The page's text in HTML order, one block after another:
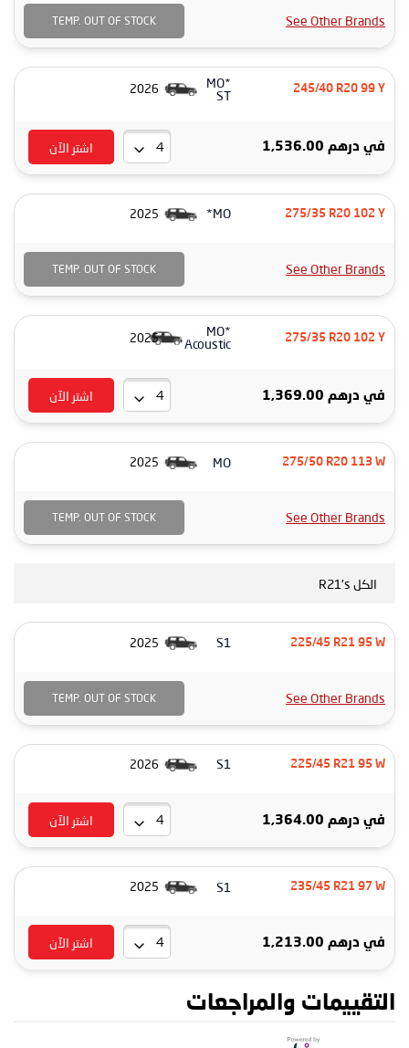
See Other Brands
TEMP. OUT OF STOCK
245/40 R20 99 Y
MO*
ST
2026
في درهم 1,536.00 اشتر الآن
275/35 R20 102 Y
MO*
2025
See Other Brands
TEMP. OUT OF STOCK
275/35 R20 102 Y
MO*
Acoustic
2025
في درهم 1,369.00 اشتر الآن
275/50 R20 113 W
MO
2025
See Other Brands
TEMP. OUT OF STOCK
الكل R21's
225/45 R21 95 W
S1
2025
See Other Brands
TEMP. OUT OF STOCK
225/45 R21 95 W
S1
2026
في درهم 1,364.00 اشتر الآن
235/45 R21 97 W
S1
2025
في درهم 1,213.00 اشتر الآن
التقييمات والمراجعات